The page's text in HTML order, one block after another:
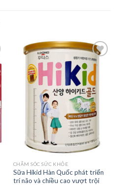
Add to
wishlist
CHĂM SÓC SỨC KHỎE
Sữa Hikid Hàn Quốc phát triển
trí não và chiều cao vượt trội